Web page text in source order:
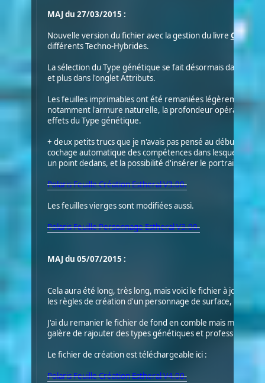
MAJ du 27/03/2015 :
Nouvelle version du fichier avec la gestion du livre
différents Techno-Hybrides.
La sélection du Type génétique se fait désormais dans
et plus dans l'onglet Attributs.
Les feuilles imprimables ont été remaniées légèrement
notamment l'armure naturelle, la profondeur
effets du Type génétique.
+ deux petits trucs que je n'avais pas pensé au début et
cochage automatique des compétences dans lesquels vous
un point dedans, et la possibilité d'insérer le portrait de
Polaris Feuille Création Estheral V3.00.
Les feuilles vierges sont modifiées aussi.
Polaris Feuille Personnage Estheral V3.00.
MAJ du 05/07/2015 :
Cela aura été long, très long, mais voici le fichier à jour
les règles de création d'un personnage de surface, soit le
J'ai du remanier le fichier de fond en comble mais
galère de rajouter des types génétiques et professions.
Le fichier de création est téléchargeable ici :
Polaris Feuille Création Estheral V4.00.